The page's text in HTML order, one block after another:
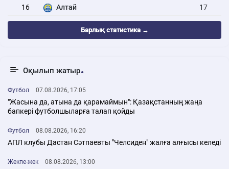
16
Алтай 17
Барлық статистика →
Оқылып жатыр
Футбол 07.08.2026, 17:05
"Жасына да, атына да қарамаймын": Қазақстанның жаңа
бапкері футболшыларға талап қойды
Футбол 08.08.2026, 16:20
АПЛ клубы Дастан Сәтпаевты "Челсиден" жалға алғысы келеді
Жекпе-жек 08.08.2026, 13:00